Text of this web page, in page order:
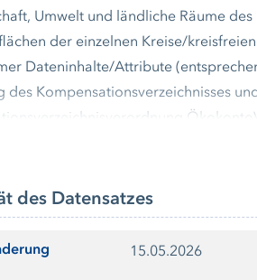
Umwelt und ländliche Räume
der einzelnen Kreise/
Dateninhalte/Attribute
des Kompensationsverzeichnisses
unterliegt einer steten
sich je nach Kreis/kreisfreier
hingewiesen. Eine unmittelbare
des Datensatzes
15.05.2026